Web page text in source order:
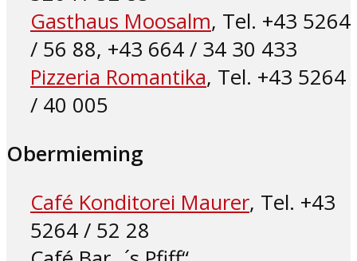
Gasthaus Moosalm, Tel. +43 5264
/ 56 88, +43 664 / 34 30 433
Pizzeria Romantika, Tel. +43 5264
/ 40 005
Obermieming
Café Konditorei Maurer, Tel. +43
5264 / 52 28